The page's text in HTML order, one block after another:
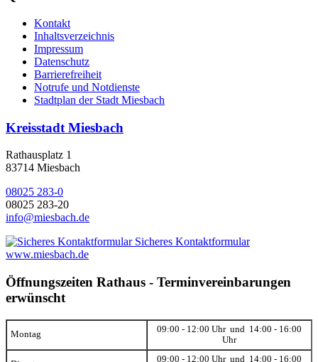
Kontakt
Inhaltsverzeichnis
Impressum
Datenschutz
Barrierefreiheit
Notrufe und Notdienste
Stadtplan der Stadt Miesbach
Kreisstadt Miesbach
Rathausplatz 1
83714 Miesbach
08025 283-0
08025 283-20
info@miesbach.de
Sicheres Kontaktformular
www.miesbach.de
Öffnungszeiten Rathaus - Terminvereinbarungen
erwünscht
Montag
09:00 - 12:00 Uhr und 14:00 - 16:00
Uhr
09:00 - 12:00 Uhr und 14:00 - 16:00